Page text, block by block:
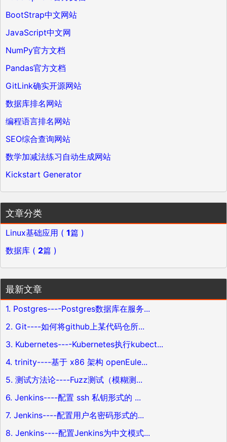
BootStrap中文网站
JavaScript中文网
NumPy官方文档
Pandas官方文档
GitLink确实开源网站
数据库排名网站
编程语言排名网站
SEO综合查询网站
数学加减法练习自动生成网站
Kickstart Generator
文章分类
Linux基础应用 ( 1篇 )
数据库 ( 2篇 )
最新文章
1. Postgres----Postgres数据库在服务...
2. Git----如何将github上某代码仓所...
3. Kubernetes----Kubernetes执行kubect...
4. trinity----基于 x86 架构 openEule...
5. 测试方法论----Fuzz测试（模糊测...
6. Jenkins----配置 ssh 私钥形式的 ...
7. Jenkins----配置用户名密码形式的...
8. Jenkins----配置Jenkins为中文模式...